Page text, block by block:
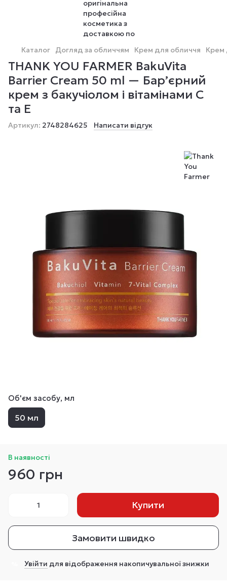
Каталог Догляд за обличчям Крем для обличчя Крем
THANK YOU FARMER BakuVita
Barrier Cream 50 ml — Бар’єрний
крем з бакучіолом і вітамінами C
та E
Артикул: 2748284625 Написати відгук
Об'єм засобу, мл
50 мл
В наявності
960 грн
Купити
Замовити швидко
Увійти для відображення накопичувальної знижки